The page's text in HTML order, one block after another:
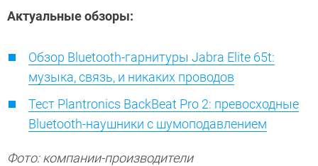
Актуальные обзоры:
Обзор Bluetooth-гарнитуры Jabra Elite 65t:
музыка, связь, и никаких проводов
Тест Plantronics BackBeat Pro 2: превосходные
Bluetooth-наушники с шумоподавлением
Фото: компании-производители